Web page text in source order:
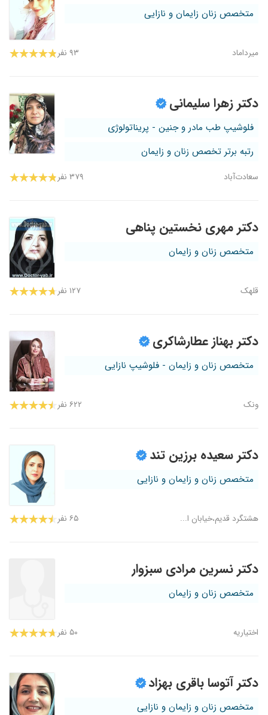
متخصص زنان زایمان و نازایی
میرداماد ۹۳ نفر
دکتر زهرا سلیمانی
فلوشیپ طب مادر و جنین - پریناتولوژی
رتبه برتر تخصص زنان و زایمان
سعادت‌آباد ۳۷۹ نفر
دکتر مهری نخستین پناهی
متخصص زنان و زایمان
قلهک ۱۲۷ نفر
دکتر بهناز عطارشاکری
متخصص زنان و زایمان - فلوشیپ نازایی
ونک ۶۲۲ نفر
دکتر سعیده برزین تند
متخصص زنان و زایمان و نازایی
هشتگرد قدیم،خیابان ا... ۶۵ نفر
دکتر نسرین مرادی سبزوار
متخصص زنان و زایمان
اختیاریه ۵۰ نفر
دکتر آتوسا باقری بهزاد
متخصص زنان و زایمان و نازایی